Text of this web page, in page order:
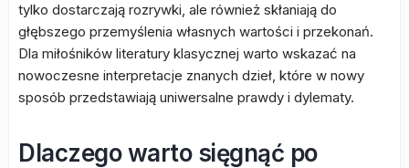
tylko dostarczają rozrywki, ale również skłaniają do
głębszego przemyślenia własnych wartości i przekonań.
Dla miłośników literatury klasycznej warto wskazać na
nowoczesne interpretacje znanych dzieł, które w nowy
sposób przedstawiają uniwersalne prawdy i dylematy.
Dlaczego warto sięgnąć po